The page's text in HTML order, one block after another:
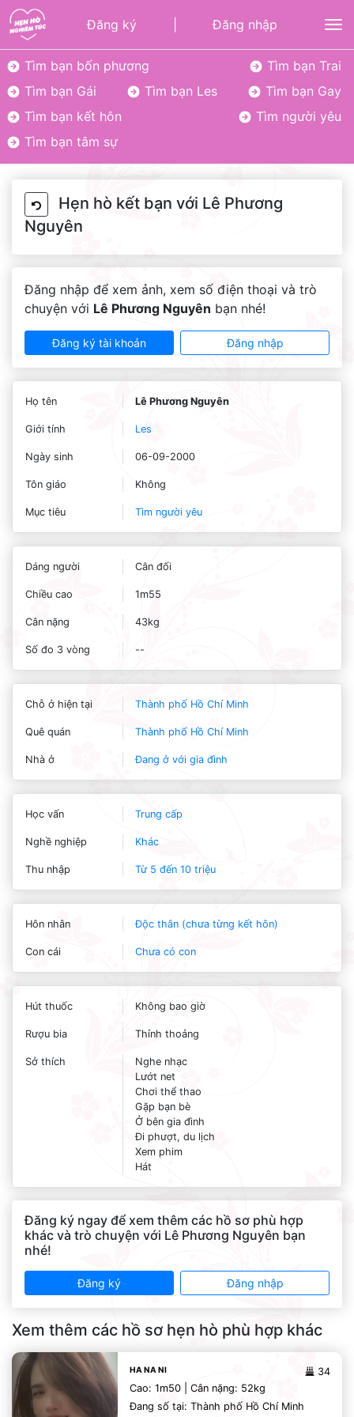
Đăng ký Đăng nhập
Tìm bạn bốn phương
Tìm bạn Trai
Tìm bạn Gái
Tìm bạn Les
Tìm bạn Gay
Tìm bạn kết hôn
Tìm người yêu
Tìm bạn tâm sự
Hẹn hò kết bạn với Lê Phương
Nguyên
Đăng nhập để xem ảnh, xem số điện thoại và trò
chuyện với Lê Phương Nguyên bạn nhé!
Đăng ký tài khoản Đăng nhập
Họ tên Lê Phương Nguyên
Giới tính Les
Ngày sinh 06-09-2000
Tôn giáo Không
Mục tiêu Tìm người yêu
Dáng người Cân đối
Chiều cao 1m55
Cân nặng 43kg
Số đo 3 vòng --
Chỗ ở hiện tại Thành phố Hồ Chí Minh
Quê quán Thành phố Hồ Chí Minh
Nhà ở Đang ở với gia đình
Học vấn Trung cấp
Nghề nghiệp Khác
Thu nhập Từ 5 đến 10 triệu
Hôn nhân Độc thân (chưa từng kết hôn)
Con cái Chưa có con
Hút thuốc Không bao giờ
Rượu bia Thỉnh thoảng
Sở thích
Nghe nhạc
Lướt net
Chơi thể thao
Gặp bạn bè
Ở bên gia đình
Đi phượt, du lịch
Xem phim
Hát
Đăng ký ngay để xem thêm các hồ sơ phù hợp
khác và trò chuyện với Lê Phương Nguyên bạn
nhé!
Đăng ký Đăng nhập
Xem thêm các hồ sơ hẹn hò phù hợp khác
34
HA NA NI
Cao: 1m50 | Cân nặng: 52kg
Đang số tại: Thành phố Hồ Chí Minh